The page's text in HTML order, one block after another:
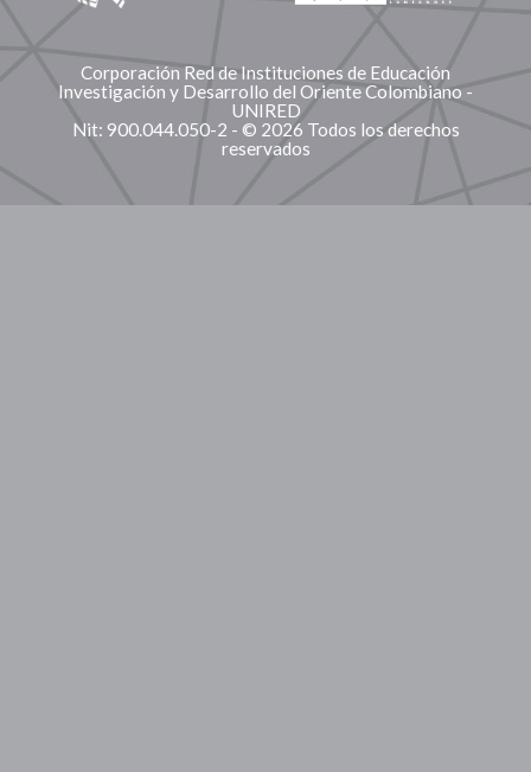
Corporación Red de Instituciones de Educación
Investigación y Desarrollo del Oriente Colombiano -
UNIRED
Nit: 900.044.050-2 - © 2026 Todos los derechos
reservados